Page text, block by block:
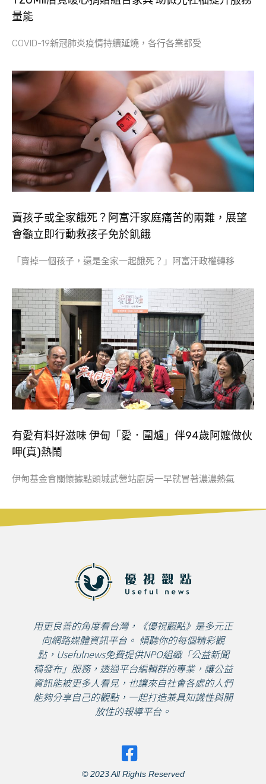
量能
COVID-19新冠肺炎疫情持續延燒，各行各業都受
賣孩子或全家餓死？阿富汗家庭痛苦的兩難，展望
會籲立即行動救孩子免於飢餓
「賣掉一個孩子，還是全家一起餓死？」阿富汗政權轉移
有愛有料好滋味 伊甸「愛．圍爐」伴94歲阿嬤做伙
呷(真)熱鬧
伊甸基金會關懷據點頭城武營站廚房一早就冒著濃濃熱氣
用更良善的角度看台灣，《優視觀點》是多元正
向網路媒體資訊平台。 傾聽你的每個精彩觀
點，Usefulnews免費提供NPO組織「公益新聞
稿發布」服務，透過平台編輯群的專業，讓公益
資訊能被更多人看見，也讓來自社會各處的人們
能夠分享自己的觀點，一起打造兼具知識性與開
放性的報導平台。
© 2023 All Rights Reserved